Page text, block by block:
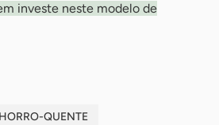
investe neste modelo de
QUENTE